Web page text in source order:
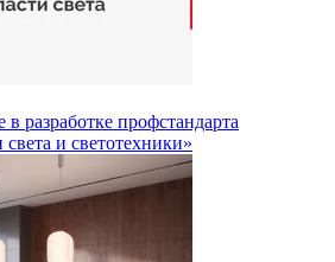
разработке профстандарта
и светотехники»